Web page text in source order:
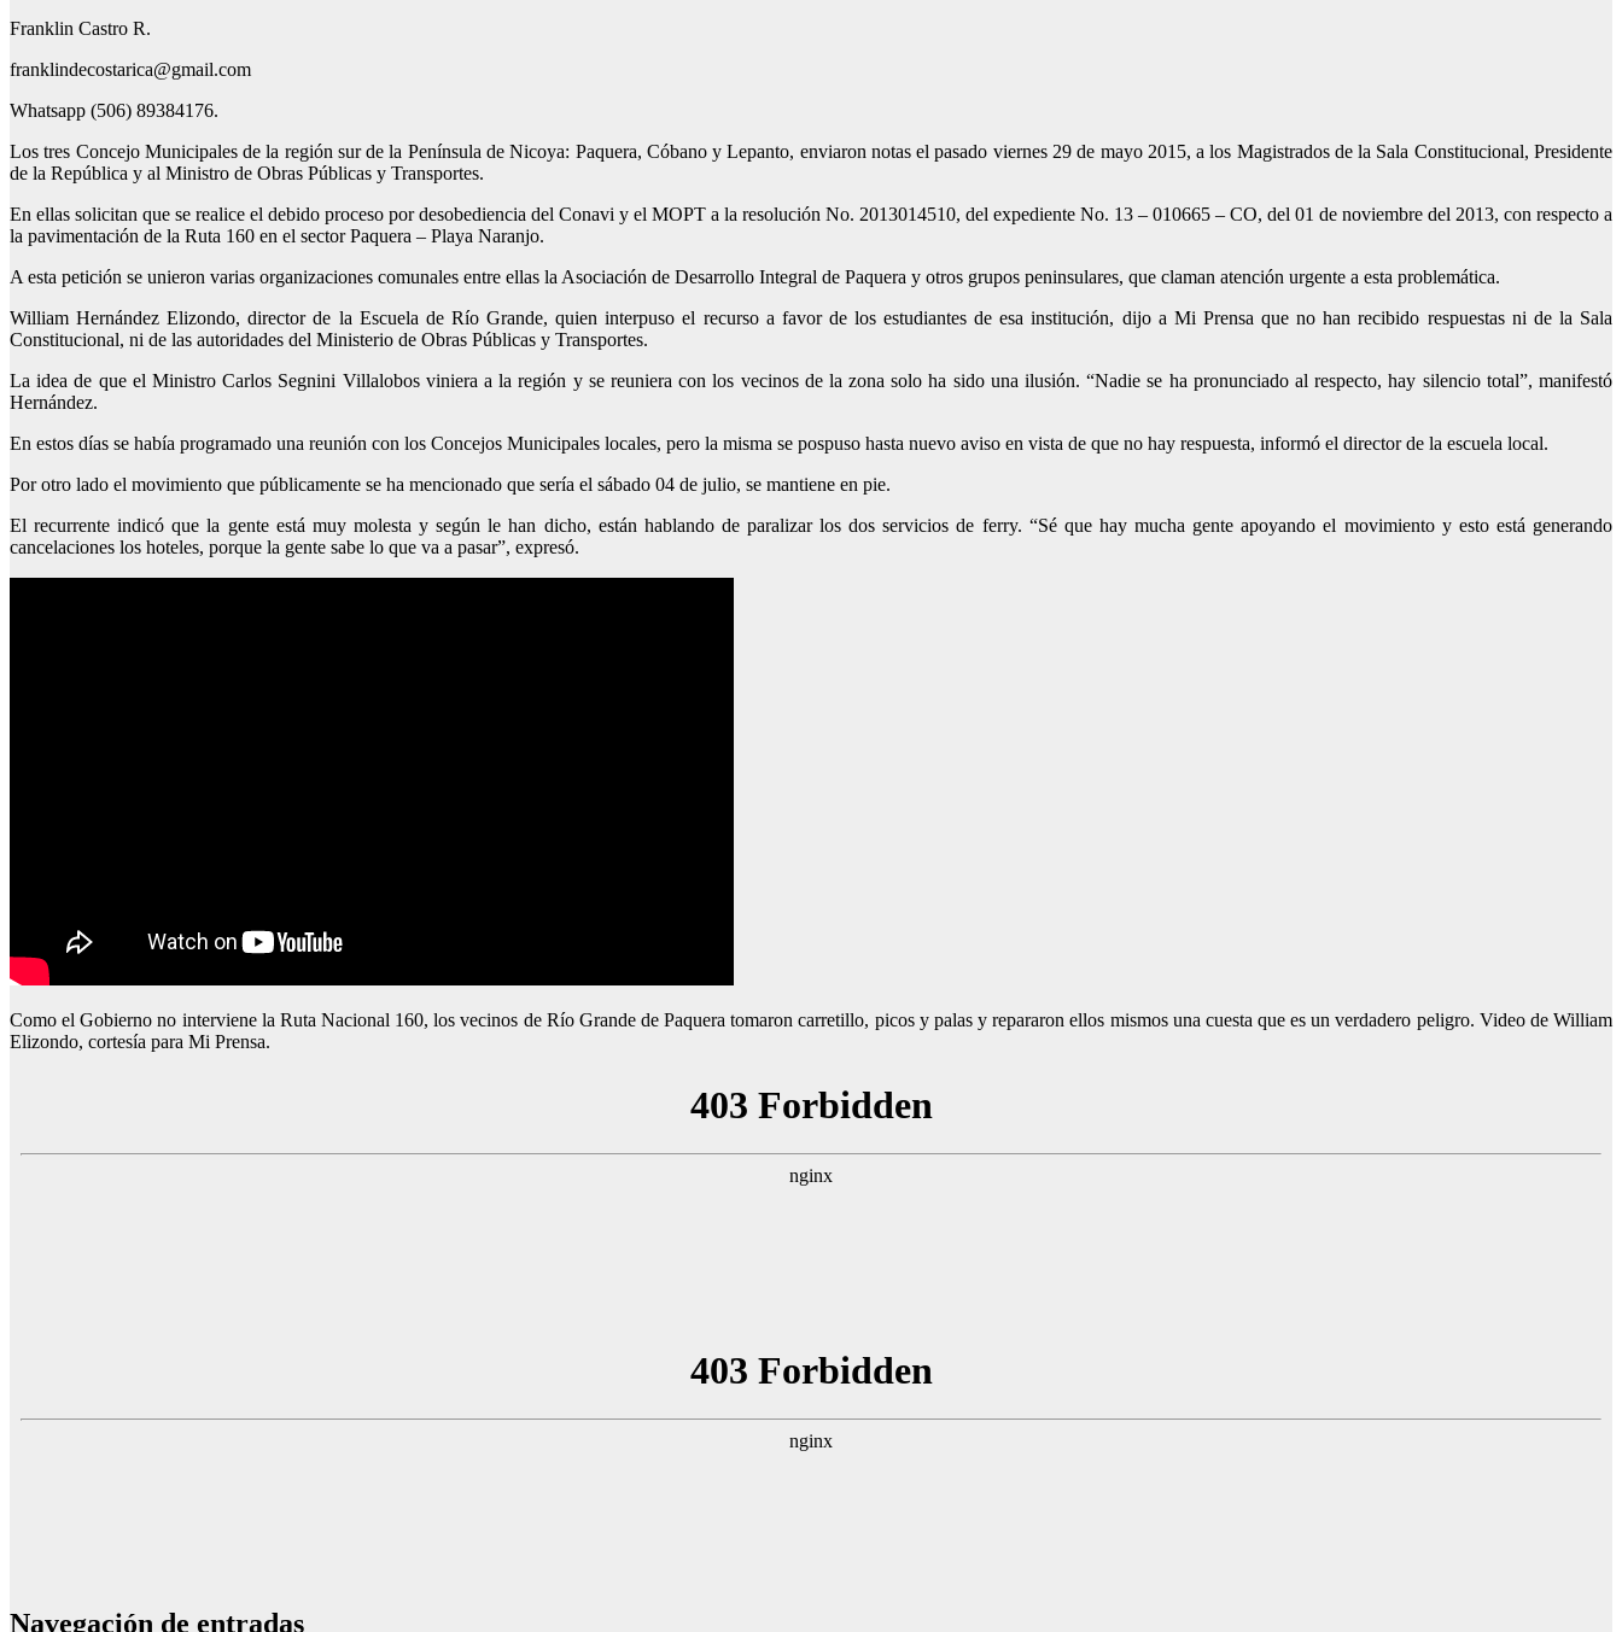
Franklin Castro R.
franklindecostarica@gmail.com
Whatsapp (506) 89384176.
Los tres Concejo Municipales de la región sur de la Península de Nicoya: Paquera, Cóbano y Lepanto, enviaron notas el pasado viernes 29 de mayo 2015, a los Magistrados de la Sala Constitucional, Presidente
de la República y al Ministro de Obras Públicas y Transportes.
En ellas solicitan que se realice el debido proceso por desobediencia del Conavi y el MOPT a la resolución No. 2013014510, del expediente No. 13 – 010665 – CO, del 01 de noviembre del 2013, con respecto a
la pavimentación de la Ruta 160 en el sector Paquera – Playa Naranjo.
A esta petición se unieron varias organizaciones comunales entre ellas la Asociación de Desarrollo Integral de Paquera y otros grupos peninsulares, que claman atención urgente a esta problemática.
William Hernández Elizondo, director de la Escuela de Río Grande, quien interpuso el recurso a favor de los estudiantes de esa institución, dijo a Mi Prensa que no han recibido respuestas ni de la Sala
Constitucional, ni de las autoridades del Ministerio de Obras Públicas y Transportes.
La idea de que el Ministro Carlos Segnini Villalobos viniera a la región y se reuniera con los vecinos de la zona solo ha sido una ilusión. “Nadie se ha pronunciado al respecto, hay silencio total”, manifestó
Hernández.
En estos días se había programado una reunión con los Concejos Municipales locales, pero la misma se pospuso hasta nuevo aviso en vista de que no hay respuesta, informó el director de la escuela local.
Por otro lado el movimiento que públicamente se ha mencionado que sería el sábado 04 de julio, se mantiene en pie.
El recurrente indicó que la gente está muy molesta y según le han dicho, están hablando de paralizar los dos servicios de ferry. “Sé que hay mucha gente apoyando el movimiento y esto está generando
cancelaciones los hoteles, porque la gente sabe lo que va a pasar”, expresó.
Como el Gobierno no interviene la Ruta Nacional 160, los vecinos de Río Grande de Paquera tomaron carretillo, picos y palas y repararon ellos mismos una cuesta que es un verdadero peligro. Video de William
Elizondo, cortesía para Mi Prensa.
Navegación de entradas